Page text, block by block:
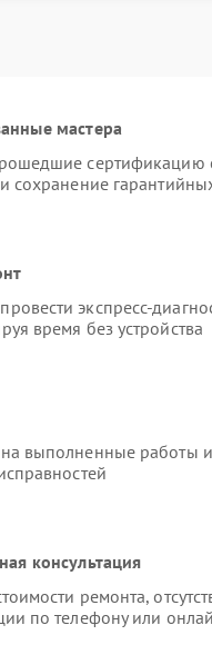
мастера
сертификацию
сохранение
экспресс-
время без устройства
выполненные работы
консультация
ремонта,
по телефону или